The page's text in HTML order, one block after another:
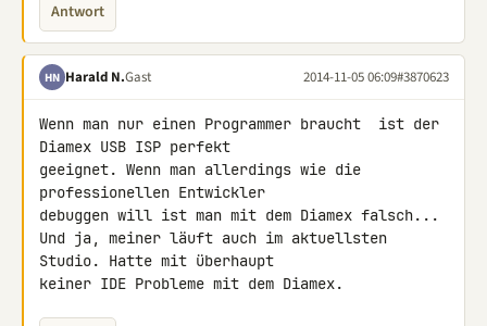
Antwort
HN Harald N.Gast 2014-11-05 06:09#3870623
Wenn man nur einen Programmer braucht  ist der
Diamex USB ISP perfekt
geeignet. Wenn man allerdings wie die
professionellen Entwickler
debuggen will ist man mit dem Diamex falsch...
Und ja, meiner läuft auch im aktuellsten
Studio. Hatte mit überhaupt
keiner IDE Probleme mit dem Diamex.